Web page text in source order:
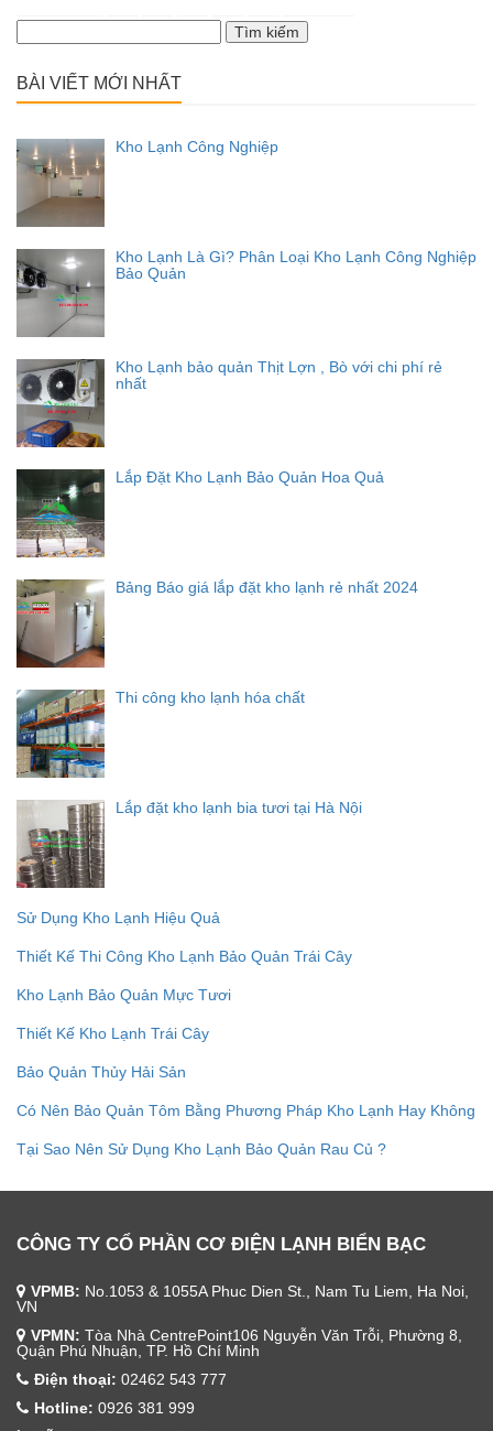
kiếm
BÀI VIẾT MỚI NHẤT
Kho Lạnh Công Nghiệp
Kho Lạnh Là Gì? Phân Loại Kho Lạnh Công Nghiệp
Bảo Quản
Kho Lạnh bảo quản Thịt Lợn , Bò với chi phí rẻ
nhất
Lắp Đặt Kho Lạnh Bảo Quản Hoa Quả
Bảng Báo giá lắp đặt kho lạnh rẻ nhất 2024
Thi công kho lạnh hóa chất
Lắp đặt kho lạnh bia tươi tại Hà Nội
Sử Dụng Kho Lạnh Hiệu Quả
Thiết Kế Thi Công Kho Lạnh Bảo Quản Trái Cây
Kho Lạnh Bảo Quản Mực Tươi
Thiết Kế Kho Lạnh Trái Cây
Bảo Quản Thủy Hải Sản
Có Nên Bảo Quản Tôm Bằng Phương Pháp Kho Lạnh Hay Không
Tại Sao Nên Sử Dụng Kho Lạnh Bảo Quản Rau Củ ?
CÔNG TY CỔ PHẦN CƠ ĐIỆN LẠNH BIỂN BẠC
VPMB: No.1053 & 1055A Phuc Dien St., Nam Tu Liem, Ha Noi,
VN
VPMN: Tòa Nhà CentrePoint106 Nguyễn Văn Trỗi, Phường 8,
Quận Phú Nhuận, TP. Hồ Chí Minh
Điện thoại: 02462 543 777
Hotline: 0926 381 999